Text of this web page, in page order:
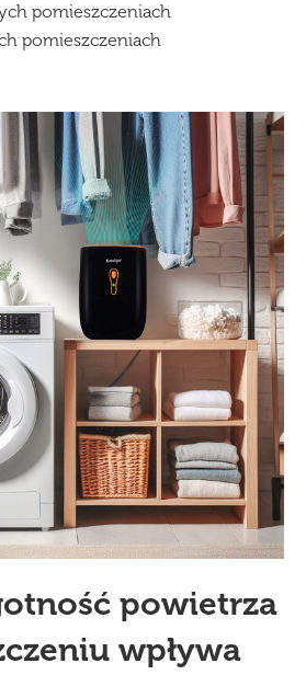
pomieszczeniach
pomieszczeniach
powietrza
wpływa